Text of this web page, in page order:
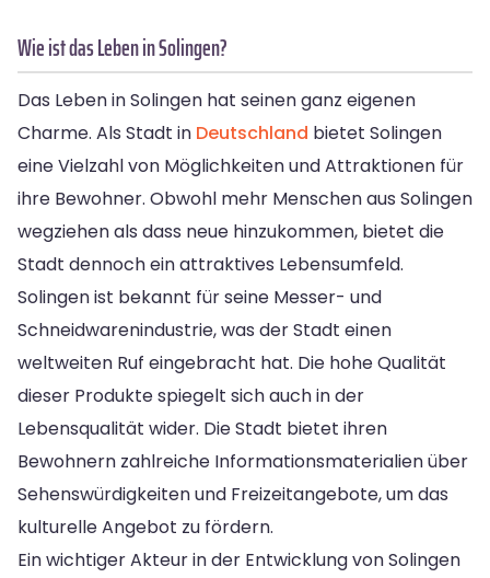
Wie ist das Leben in Solingen?
Das Leben in Solingen hat seinen ganz eigenen
Charme. Als Stadt in Deutschland bietet Solingen
eine Vielzahl von Möglichkeiten und Attraktionen für
ihre Bewohner. Obwohl mehr Menschen aus Solingen
wegziehen als dass neue hinzukommen, bietet die
Stadt dennoch ein attraktives Lebensumfeld.
Solingen ist bekannt für seine Messer- und
Schneidwarenindustrie, was der Stadt einen
weltweiten Ruf eingebracht hat. Die hohe Qualität
dieser Produkte spiegelt sich auch in der
Lebensqualität wider. Die Stadt bietet ihren
Bewohnern zahlreiche Informationsmaterialien über
Sehenswürdigkeiten und Freizeitangebote, um das
kulturelle Angebot zu fördern.
Ein wichtiger Akteur in der Entwicklung von Solingen